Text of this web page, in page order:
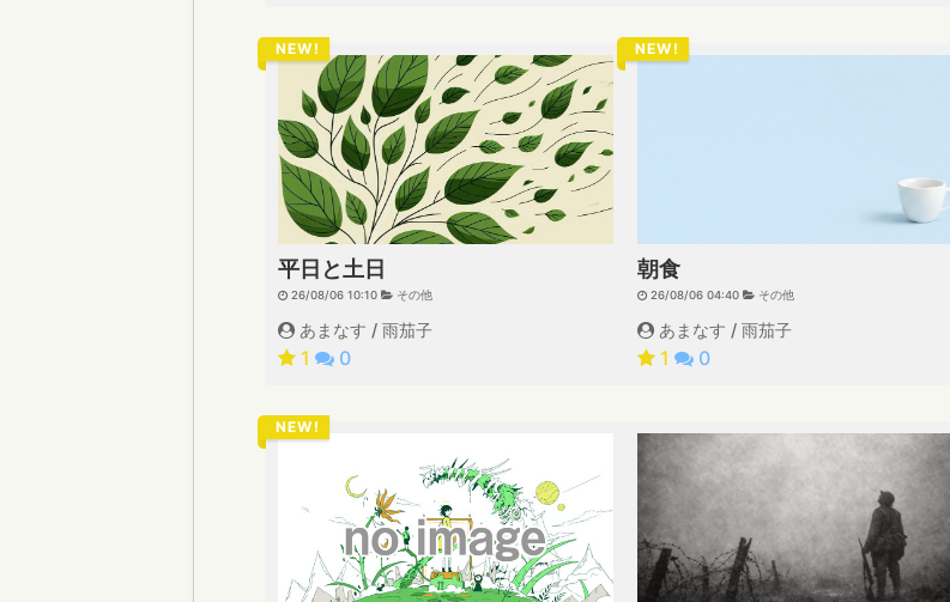
NEW!
平日と土日
26/08/06 10:10 その他
あまなす / 雨茄子
1 0
NEW!
朝食
26/08/06 04:40 その他
あまなす / 雨茄子
1 0
NEW!